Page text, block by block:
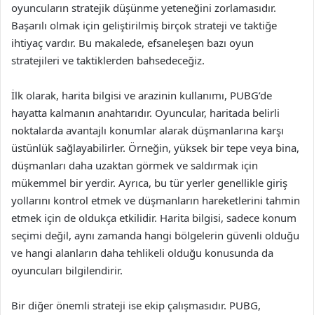
oyuncuların stratejik düşünme yeteneğini zorlamasıdır.
Başarılı olmak için geliştirilmiş birçok strateji ve taktiğe
ihtiyaç vardır. Bu makalede, efsaneleşen bazı oyun
stratejileri ve taktiklerden bahsedeceğiz.
İlk olarak, harita bilgisi ve arazinin kullanımı, PUBG’de
hayatta kalmanın anahtarıdır. Oyuncular, haritada belirli
noktalarda avantajlı konumlar alarak düşmanlarına karşı
üstünlük sağlayabilirler. Örneğin, yüksek bir tepe veya bina,
düşmanları daha uzaktan görmek ve saldırmak için
mükemmel bir yerdir. Ayrıca, bu tür yerler genellikle giriş
yollarını kontrol etmek ve düşmanların hareketlerini tahmin
etmek için de oldukça etkilidir. Harita bilgisi, sadece konum
seçimi değil, aynı zamanda hangi bölgelerin güvenli olduğu
ve hangi alanların daha tehlikeli olduğu konusunda da
oyuncuları bilgilendirir.
Bir diğer önemli strateji ise ekip çalışmasıdır. PUBG,